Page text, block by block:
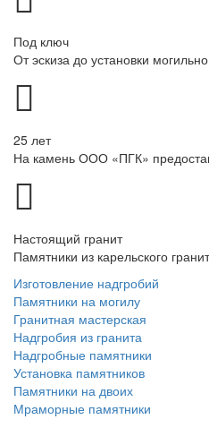
Под ключ
От эскиза до установки
25 лет
На камень ООО «ПГК»
Настоящий гранит
Памятники из карельского
Изготовление надгробий
Памятники на могилу
Гранитная мастерская
Надгробия из гранита
Надгробные памятники
Установка памятников
Памятники на двоих
Мраморные памятники